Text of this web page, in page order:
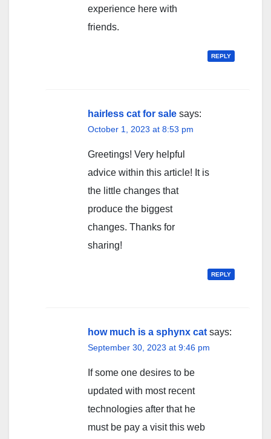
experience here with
friends.
REPLY
hairless cat for sale says:
October 1, 2023 at 8:53 pm
Greetings! Very helpful
advice within this article! It is
the little changes that
produce the biggest
changes. Thanks for
sharing!
REPLY
how much is a sphynx cat says:
September 30, 2023 at 9:46 pm
If some one desires to be
updated with most recent
technologies after that he
must be pay a visit this web